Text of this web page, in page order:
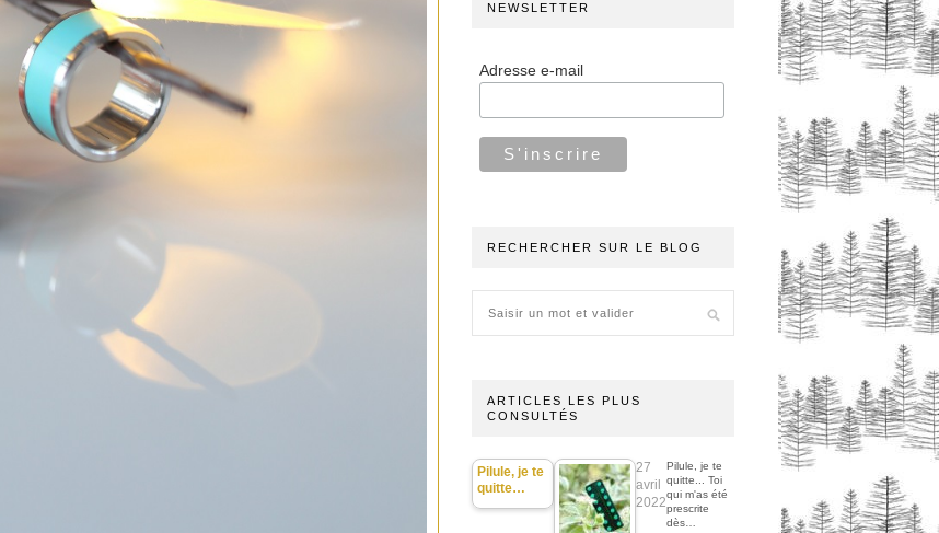
NEWSLETTER
Adresse e-mail
RECHERCHER SUR LE BLOG
ARTICLES LES PLUS
CONSULTÉS
Pilule, je te
quitte…
27
avril
2022
Pilule, je te
quitte... Toi
qui m'as été
prescrite
dès…